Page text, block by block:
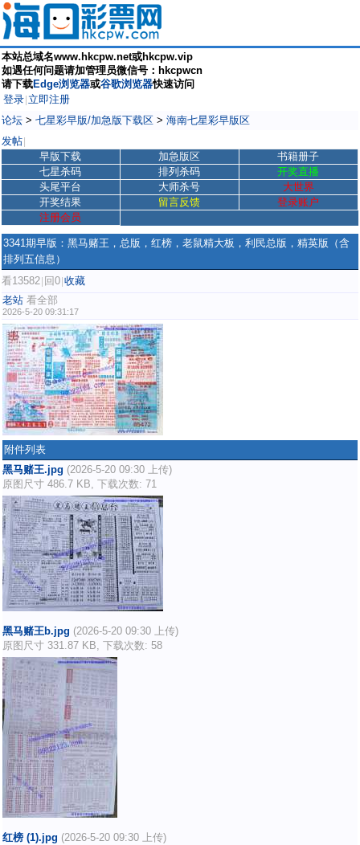
本站总域名www.hkcpw.net或hkcpw.vip
如遇任何问题请加管理员微信号：hkcpwcn
请下载Edge浏览器或谷歌浏览器快速访问
登录 立即注册
论坛 > 七星彩早版/加急版下载区 > 海南七星彩早版区
发帖
早版下载 加急版区
书籍册子
七星杀码
排列杀码
开奖直播
头尾平台
大师杀号
大世界
开奖结果
留言反馈
登录账户
注册会员
3341期早版：黑马赌王，总版，红榜，老鼠精大板，利民总版，精英版（含
排列五信息）
看13582 回0 收藏
老站 看全部
2026-5-20 09:31:17
附件列表
黑马赌王.jpg (2026-5-20 09:30 上传)
原图尺寸 486.7 KB, 下载次数: 71
黑马赌王b.jpg (2026-5-20 09:30 上传)
原图尺寸 331.87 KB, 下载次数: 58
红榜 (1).jpg (2026-5-20 09:30 上传)